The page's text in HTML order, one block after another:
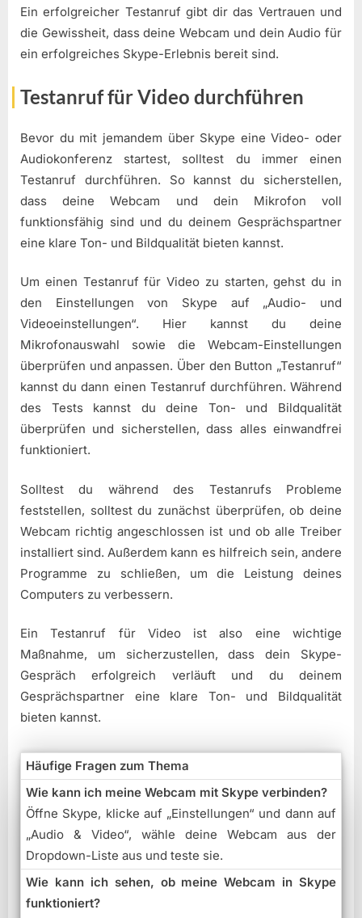
Ein erfolgreicher Testanruf gibt dir das Vertrauen und
die Gewissheit, dass deine Webcam und dein Audio für
ein erfolgreiches Skype-Erlebnis bereit sind.
Testanruf für Video durchführen
Bevor du mit jemandem über Skype eine Video- oder
Audiokonferenz startest, solltest du immer einen
Testanruf durchführen. So kannst du sicherstellen,
dass deine Webcam und dein Mikrofon voll
funktionsfähig sind und du deinem Gesprächspartner
eine klare Ton- und Bildqualität bieten kannst.
Um einen Testanruf für Video zu starten, gehst du in
den Einstellungen von Skype auf „Audio- und
Videoeinstellungen“. Hier kannst du deine
Mikrofonauswahl sowie die Webcam-Einstellungen
überprüfen und anpassen. Über den Button „Testanruf“
kannst du dann einen Testanruf durchführen. Während
des Tests kannst du deine Ton- und Bildqualität
überprüfen und sicherstellen, dass alles einwandfrei
funktioniert.
Solltest du während des Testanrufs Probleme
feststellen, solltest du zunächst überprüfen, ob deine
Webcam richtig angeschlossen ist und ob alle Treiber
installiert sind. Außerdem kann es hilfreich sein, andere
Programme zu schließen, um die Leistung deines
Computers zu verbessern.
Ein Testanruf für Video ist also eine wichtige
Maßnahme, um sicherzustellen, dass dein Skype-
Gespräch erfolgreich verläuft und du deinem
Gesprächspartner eine klare Ton- und Bildqualität
bieten kannst.
Häufige Fragen zum Thema
Wie kann ich meine Webcam mit Skype verbinden?
Öffne Skype, klicke auf „Einstellungen“ und dann auf
„Audio & Video“, wähle deine Webcam aus der
Dropdown-Liste aus und teste sie.
Wie kann ich sehen, ob meine Webcam in Skype
funktioniert?